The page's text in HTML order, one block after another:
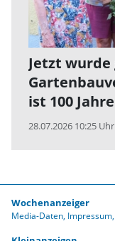
Jetzt
ist 100
28.07.2026 10:25 Uhr
Wochenanzeiger
Media-Daten Impressum